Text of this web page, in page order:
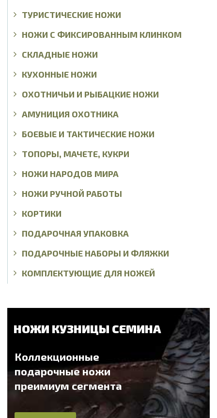
ТУРИСТИЧЕСКИЕ НОЖИ
НОЖИ С ФИКСИРОВАННЫМ КЛИНКОМ
СКЛАДНЫЕ НОЖИ
КУХОННЫЕ НОЖИ
ОХОТНИЧЬИ И РЫБАЦКИЕ НОЖИ
АМУНИЦИЯ ОХОТНИКА
БОЕВЫЕ И ТАКТИЧЕСКИЕ НОЖИ
ТОПОРЫ, МАЧЕТЕ, КУКРИ
НОЖИ НАРОДОВ МИРА
НОЖИ РУЧНОЙ РАБОТЫ
КОРТИКИ
ПОДАРОЧНАЯ УПАКОВКА
ПОДАРОЧНЫЕ НАБОРЫ И ФЛЯЖКИ
КОМПЛЕКТУЮЩИЕ ДЛЯ НОЖЕЙ
НОЖИ КУЗНИЦЫ СЕМИНА
Коллекционные
подарочные ножи
преимиум сегмента